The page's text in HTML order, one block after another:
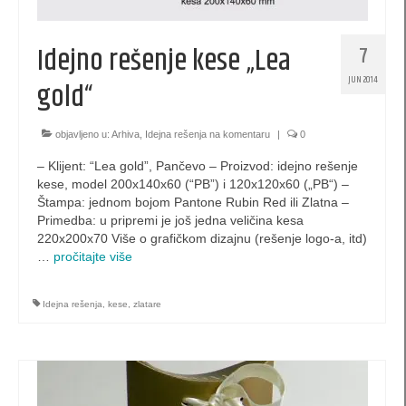
belgijske kutijice za nakit
specijalna ambalaža
specijalne kese
Kutije za internet prodaju
šestougaone kutije
Kutije za postere i plakate
7
JUN 2014
Idejno rešenje kese „Lea
gold“
objavljeno u: Arhiva Idejna rešenja na komentaru | 0
– Klijent: “Lea gold”, Pančevo – Proizvod: idejno rešenje
kese, model 200x140x60 (“PB”) i 120x120x60 („PB“) –
Štampa: jednom bojom Pantone Rubin Red ili Zlatna –
Primedba: u pripremi je još jedna veličina kesa
220x200x70 Više o grafičkom dizajnu (rešenje logo-a, itd)
pročitajte više
Idejna rešenja kese zlatare